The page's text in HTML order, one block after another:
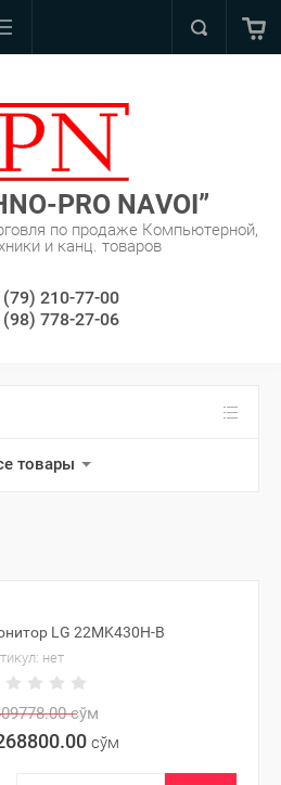
PRO NAVOI”
по продаже Компьютерной,
и канц. товаров
210-77-00
778-27-06
товары
LG 22MK430H-B
нет
сўм
сўм